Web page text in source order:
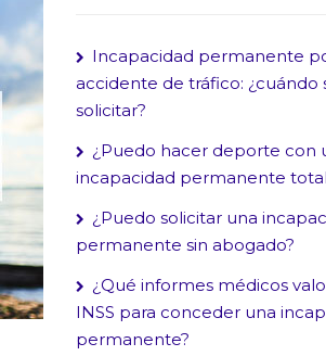
Incapacidad permanente
accidente de tráfico: ¿cuándo
solicitar?
¿Puedo hacer deporte con
incapacidad permanente
¿Puedo solicitar una
permanente sin abogado?
¿Qué informes médicos
INSS para conceder una
permanente?